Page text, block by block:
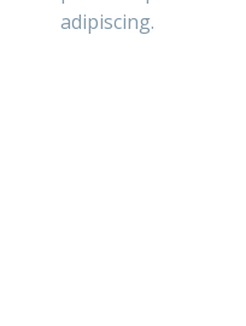
adipiscing.